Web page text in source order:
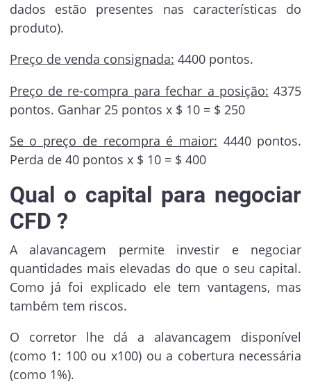
dados estão presentes nas características do
produto).
Preço de venda consignada: 4400 pontos.
Preço de re-compra para fechar a posição: 4375
pontos. Ganhar 25 pontos x $ 10 = $ 250
Se o preço de recompra é maior: 4440 pontos.
Perda de 40 pontos x $ 10 = $ 400
Qual o capital para negociar
CFD ?
A alavancagem permite investir e negociar
quantidades mais elevadas do que o seu capital.
Como já foi explicado ele tem vantagens, mas
também tem riscos.
O corretor lhe dá a alavancagem disponível
(como 1: 100 ou x100) ou a cobertura necessária
(como 1%).